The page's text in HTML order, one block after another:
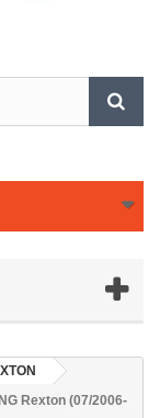
Rexton (07/2006-